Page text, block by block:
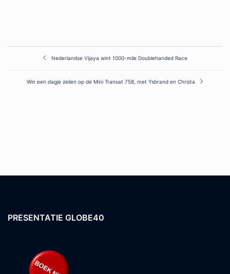
navigation
Nederlandse Vijaya wint 1000-mile Doublehanded Race
Win een dagje zeilen op de Mini Transat 758, met Ysbrand en Christa
PRESENTATIE GLOBE40